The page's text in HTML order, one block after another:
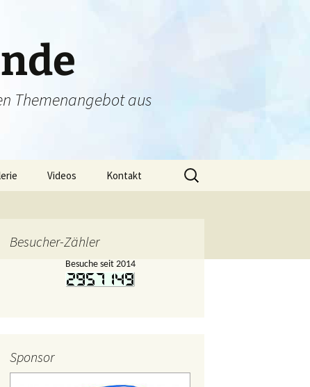
Themenangebot aus
– 2018
– 2014
Videos Kontakt
Suchen
nach:
Besucher-Zähler
Besuche seit 2014
Sponsor